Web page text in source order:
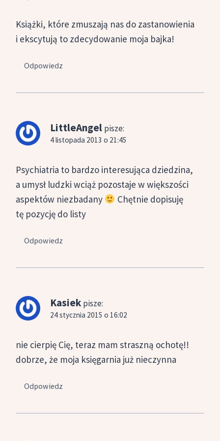
Książki, które zmuszają nas do zastanowienia
i ekscytują to zdecydowanie moja bajka!
Odpowiedz
LittleAngel pisze:
4 listopada 2013 o 21:45
Psychiatria to bardzo interesująca dziedzina,
a umysł ludzki wciąż pozostaje w większości
aspektów niezbadany
Chętnie dopisuję
tę pozycję do listy
Odpowiedz
Kasiek pisze:
24 stycznia 2015 o 16:02
nie cierpię Cię, teraz mam straszną ochotę!!
dobrze, że moja księgarnia już nieczynna
Odpowiedz